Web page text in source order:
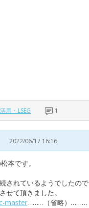
用・LSEG 1
2022/06/17 16:16
本です。
されているようでしたので
せて頂きました。
master………（省略）………